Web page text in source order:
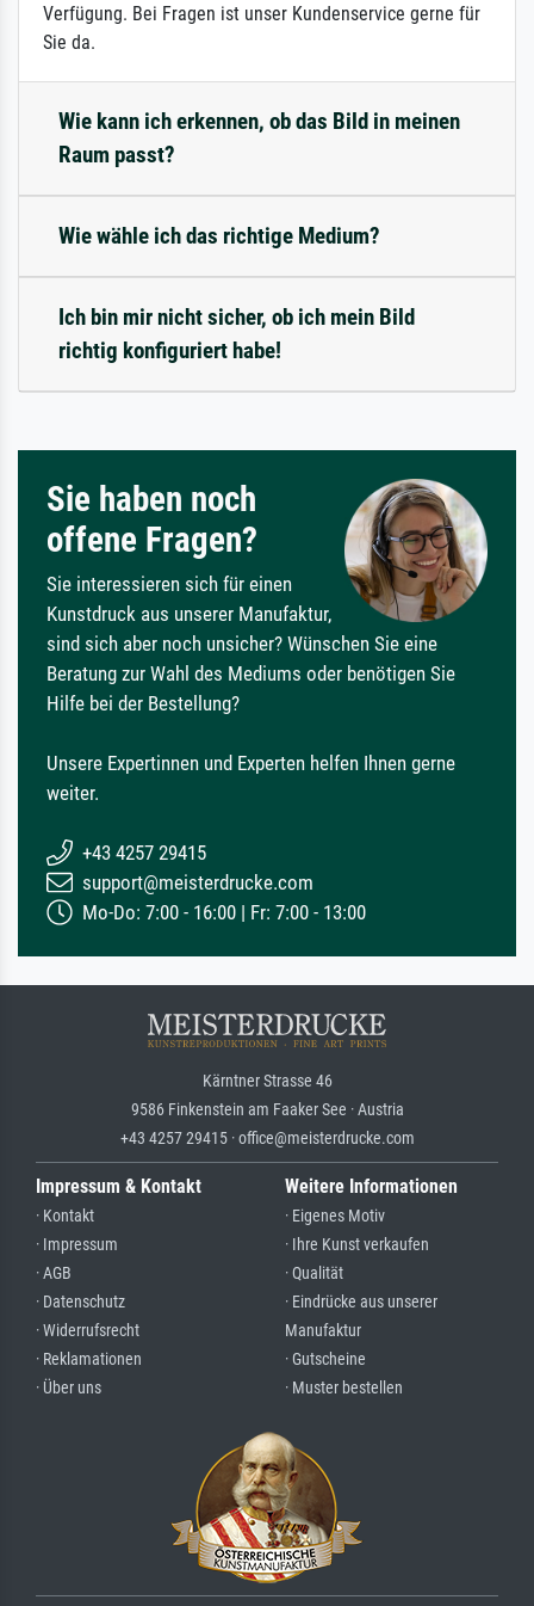
Verfügung. Bei Fragen ist unser Kundenservice gerne für
Sie da.
Wie kann ich erkennen, ob das Bild in meinen
Raum passt?
Wie wähle ich das richtige Medium?
Ich bin mir nicht sicher, ob ich mein Bild
richtig konfiguriert habe!
Sie haben noch
offene Fragen?
Sie interessieren sich für einen
Kunstdruck aus unserer Manufaktur,
sind sich aber noch unsicher? Wünschen Sie eine
Beratung zur Wahl des Mediums oder benötigen Sie
Hilfe bei der Bestellung?
Unsere Expertinnen und Experten helfen Ihnen gerne
weiter.
+43 4257 29415
support@meisterdrucke.com
Mo-Do: 7:00 - 16:00 | Fr: 7:00 - 13:00
Kärntner Strasse 46
9586 Finkenstein am Faaker See · Austria
+43 4257 29415 · office@meisterdrucke.com
Impressum & Kontakt
· Kontakt
· Impressum
· AGB
· Datenschutz
· Widerrufsrecht
· Reklamationen
· Über uns
Weitere Informationen
· Eigenes Motiv
· Ihre Kunst verkaufen
· Qualität
· Eindrücke aus unserer
Manufaktur
· Gutscheine
· Muster bestellen